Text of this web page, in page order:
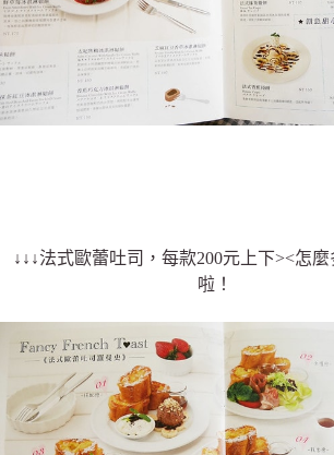
↓↓↓法式歐蕾吐司，每款200元上下><怎
啦！